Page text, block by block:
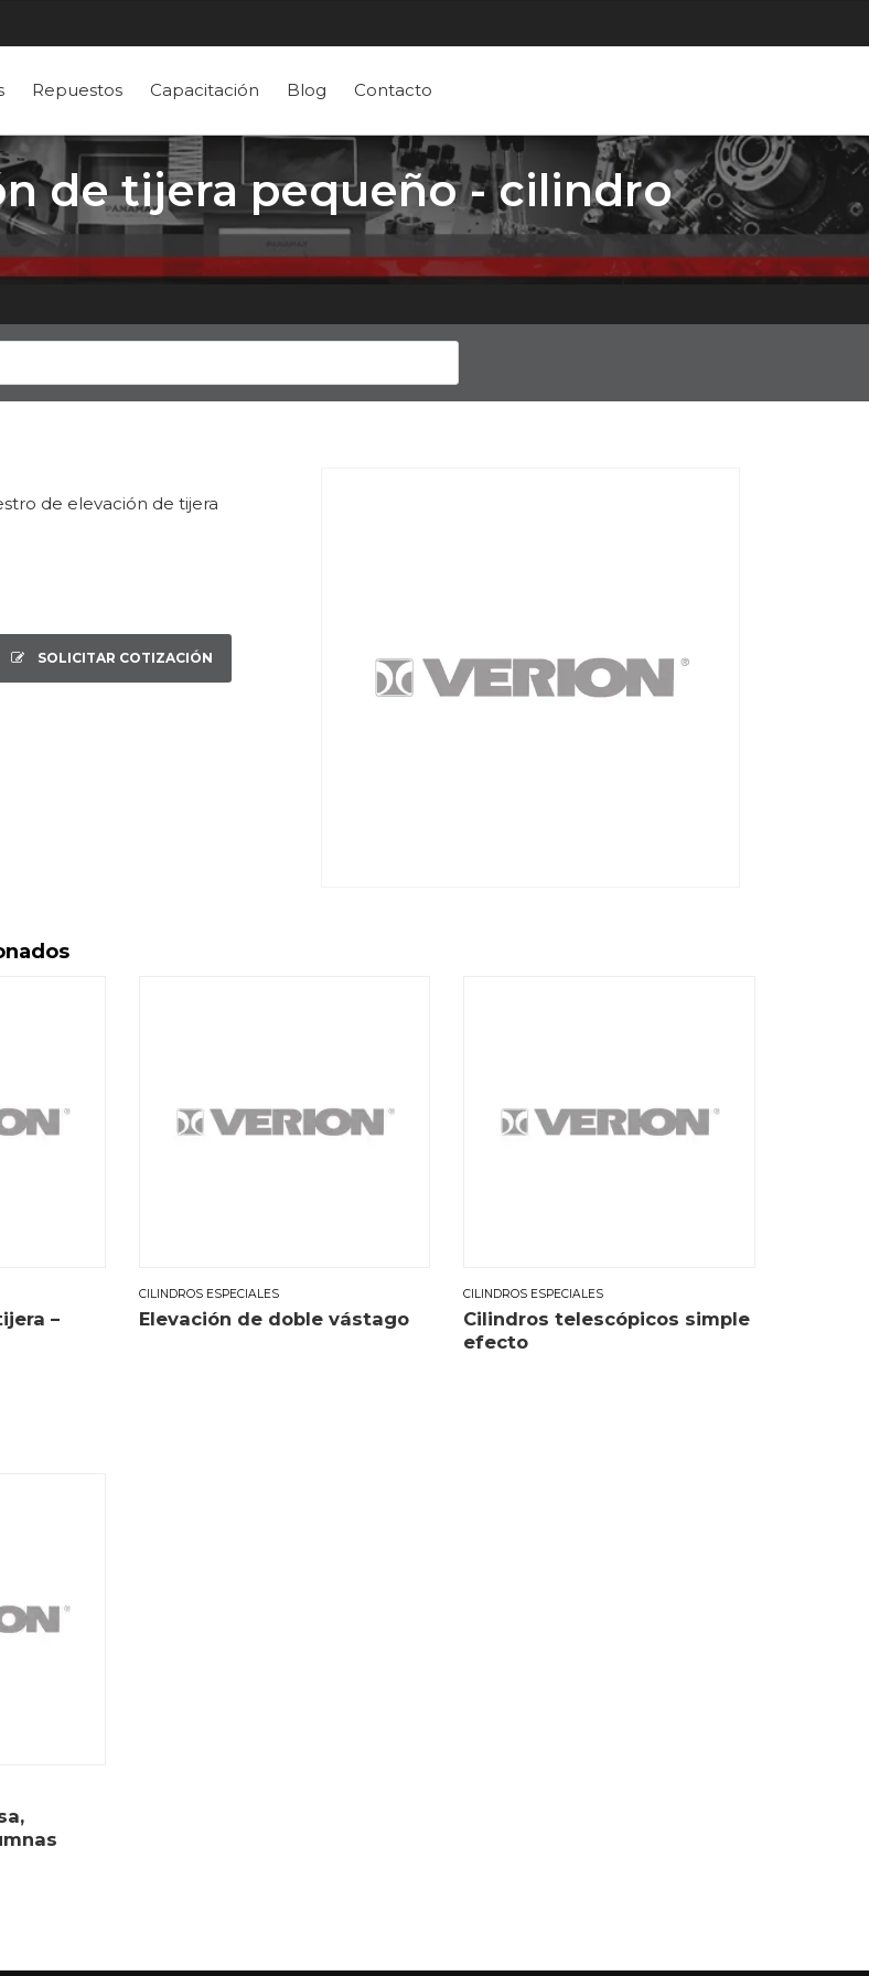
Repuestos Capacitación Blog Contacto
de tijera pequeño - cilindro
de elevación de tijera
SOLICITAR COTIZACIÓN
–
CILINDROS ESPECIALES
Elevación de doble vástago
CILINDROS ESPECIALES
Cilindros telescópicos simple
efecto